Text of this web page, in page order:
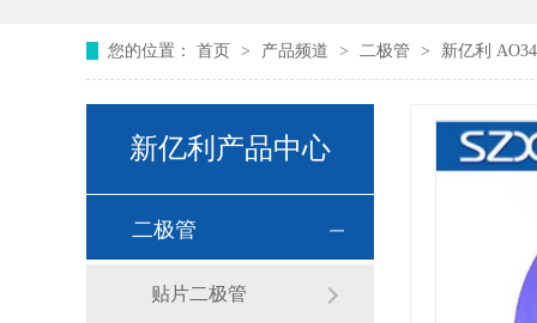
您的位置： 首页 > 产品频道 > 二极管 > 新亿利
新亿利产品中心
二极管
贴片二极管